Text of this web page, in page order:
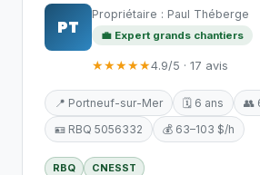
PT
Propriétaire : Paul Théberge
💼 Expert grands chantiers
★★★★★4.9/5 · 17 avis
📍 Portneuf-sur-Mer 🗓️ 6 ans
👥
🪪 RBQ 5056332
💰 63–103 $/h
RBQ CNESST